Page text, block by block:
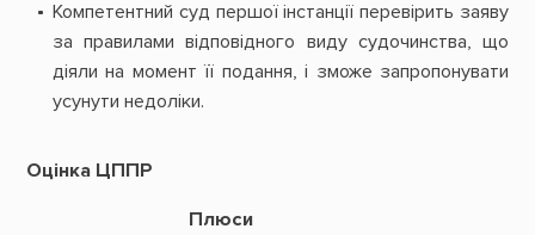
Компетентний суд першої інстанції перевірить заяву
за правилами відповідного виду судочинства, що
діяли на момент її подання, і зможе запропонувати
усунути недоліки.
Оцінка ЦППР
Плюси